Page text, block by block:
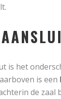
is het
is een
de